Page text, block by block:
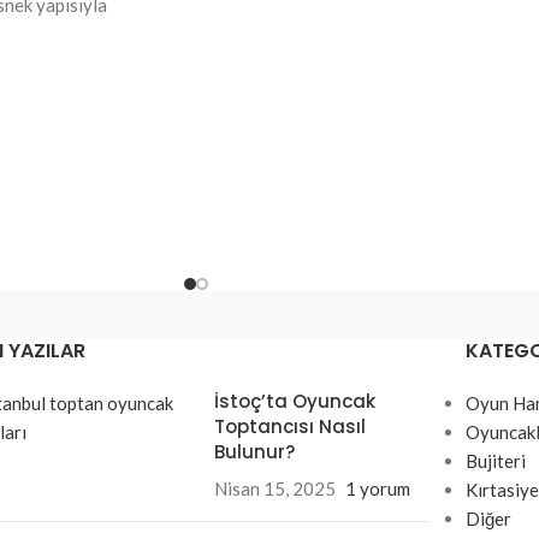
yapısıyla
YAZILAR
İstoç’ta Oyuncak
Toptancısı Nasıl
Bulunur?
Nisan 15, 2025 1 yorum
Oyun
Bujiteri
Kırtasiye
Diğer